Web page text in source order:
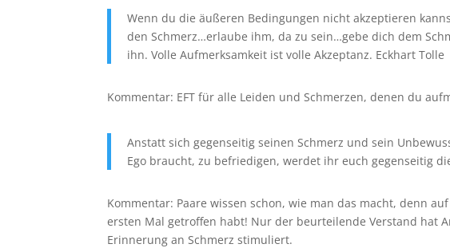
Wenn du die äußeren Bedingungen nicht akzeptieren
den Schmerz…erlaube ihm, da zu sein…gebe dich dem
ihn. Volle Aufmerksamkeit ist volle Akzeptanz. Eckhart Tolle
Kommentar: EFT für alle Leiden und Schmerzen, denen du
Anstatt sich gegenseitig seinen Schmerz und sein
Ego braucht, zu befriedigen, werdet ihr euch gegenseitig
Kommentar: Paare wissen schon, wie man das macht, denn
ersten Mal getroffen habt! Nur der beurteilende Verstand hat
Erinnerung an Schmerz stimuliert.